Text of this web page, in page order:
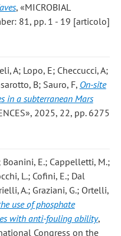
, «MICROBIAL
81, pp. 1 - 19 [articolo]
A; Lopo, E; Checcucci, A;
B; Sauro, F, On-site
in a subterranean Mars
2025, 22, pp. 6275
Boanini, E.; Cappelletti, M.;
L.; Cofini, E.; Dal
A.; Graziani, G.; Ortelli,
use of phosphate
with anti-fouling ability,
Congress on the